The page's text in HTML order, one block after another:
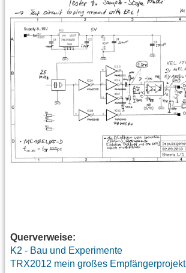
Querverweise:
K2 - Bau und Experimente
TRX2012 mein großes Empfängerprojekt